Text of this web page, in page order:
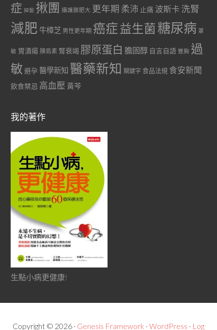
症 掉髮 揪團 攝護腺肥大 更年期 柔沛 止痛 波斯卡 洗腎
減肥 牛樟芝 男性更年期 癌症益生菌 糖尿病 罩
敏 胃潰瘍 胰島素 腎衰竭 膠原蛋白 膽固醇 自言自語 豐胸 過
敏 避孕 醫學新知 醫藥新知 關鍵字 食品法規 食安新聞
飲食禁忌 高血壓 黃芩
我的著作
生點小病更健康!
Copyright © 2026 · Genesis Framework · WordPress · Log